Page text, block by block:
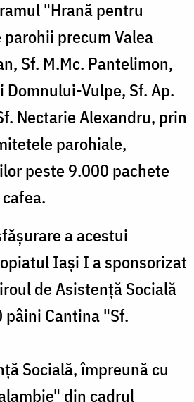
"Hrană pentru
precum Valea
Sf. M.Mc. Pantelimon,
Domnului-Vulpe, Sf. Ap.
Nectarie Alexandru, prin
parohiale,
peste 9.000 pachete
a acestui
Iaşi I a sponsorizat
de Asistenţă Socială
pâini Cantina "Sf.
Socială, împreună cu
din cadrul